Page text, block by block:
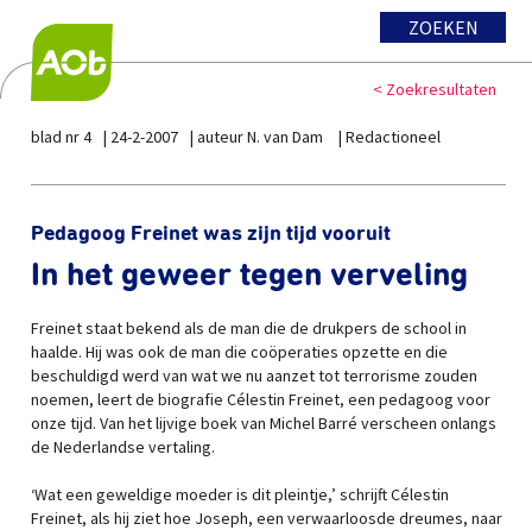
ZOEKEN
< Zoekresultaten
blad nr 4 24-2-2007 auteur N. van Dam Redactioneel
Pedagoog Freinet was zijn tijd vooruit
In het geweer tegen verveling
Freinet staat bekend als de man die de drukpers de school in
haalde. Hij was ook de man die coöperaties opzette en die
beschuldigd werd van wat we nu aanzet tot terrorisme zouden
noemen, leert de biografie Célestin Freinet, een pedagoog voor
onze tijd. Van het lijvige boek van Michel Barré verscheen onlangs
de Nederlandse vertaling.
‘Wat een geweldige moeder is dit pleintje,’ schrijft Célestin
Freinet, als hij ziet hoe Joseph, een verwaarloosde dreumes, naar